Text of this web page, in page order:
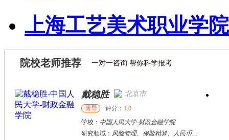
上海工艺美术职业学院
院校老师推荐 一对一咨询 帮你科学报考
戴稳胜 北京市
博导 评分： 1.0
学校： 中国人民大学-财政金融学院
研究领域： 风险管理、保险精算、人民币国际化